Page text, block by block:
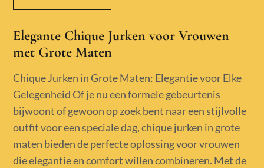
Elegante Chique Jurken voor Vrouwen
met Grote Maten
Chique Jurken in Grote Maten: Elegantie voor Elke
Gelegenheid Of je nu een formele gebeurtenis
bijwoont of gewoon op zoek bent naar een stijlvolle
outfit voor een speciale dag, chique jurken in grote
maten bieden de perfecte oplossing voor vrouwen
die elegantie en comfort willen combineren. Met de